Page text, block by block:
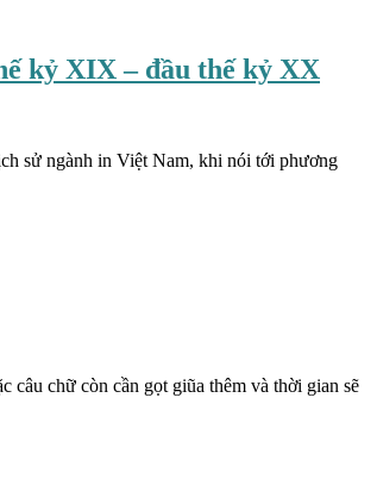
kỷ XIX – đầu thế kỷ XX
sử ngành in Việt Nam, khi nói tới phương
câu chữ còn cần gọt giũa thêm và thời gian sẽ